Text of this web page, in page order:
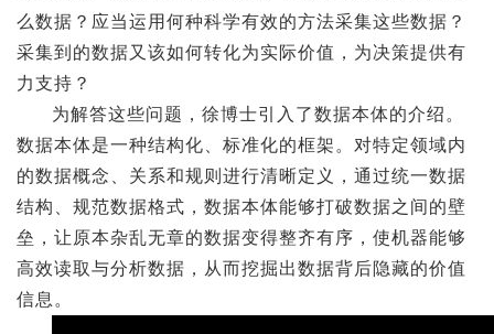
么数据？应当运用何种科学有效的方法采集这些数据？
采集到的数据又该如何转化为实际价值，为决策提供有
力支持？
为解答这些问题，徐博士引入了数据本体的介绍。
数据本体是一种结构化、标准化的框架。对特定领域内
的数据概念、关系和规则进行清晰定义，通过统一数据
结构、规范数据格式，数据本体能够打破数据之间的壁
垒，让原本杂乱无章的数据变得整齐有序，使机器能够
高效读取与分析数据，从而挖掘出数据背后隐藏的价值
信息。